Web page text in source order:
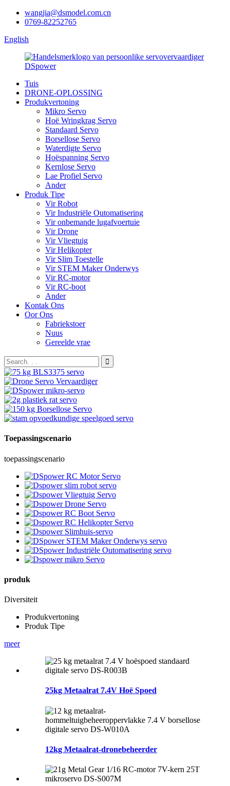
wangjia@dsmodel.com.cn
0769-82252765
English
Tuis
DRONE-OPLOSSING
Produkvertoning
Mikro Servo
Hoë Wringkrag Servo
Standaard Servo
Borsellose Servo
Waterdigte Servo
Hoëspanning Servo
Kernlose Servo
Lae Profiel Servo
Ander
Produk Tipe
Vir Robot
Vir Industriële Outomatisering
Vir onbemande lugafvoertuie
Vir Drone
Vir Vliegtuig
Vir Helikopter
Vir Slim Toestelle
Vir STEM Maker Onderwys
Vir RC-motor
Vir RC-boot
Ander
Kontak Ons
Oor Ons
Fabriekstoer
Nuus
Gereelde vrae
Toepassingscenario
toepassingscenario
produk
Diversiteit
Produkvertoning
Produk Tipe
meer
25kg Metaalrat 7.4V Hoë Spoed
12kg Metaalrat-dronebeheerder